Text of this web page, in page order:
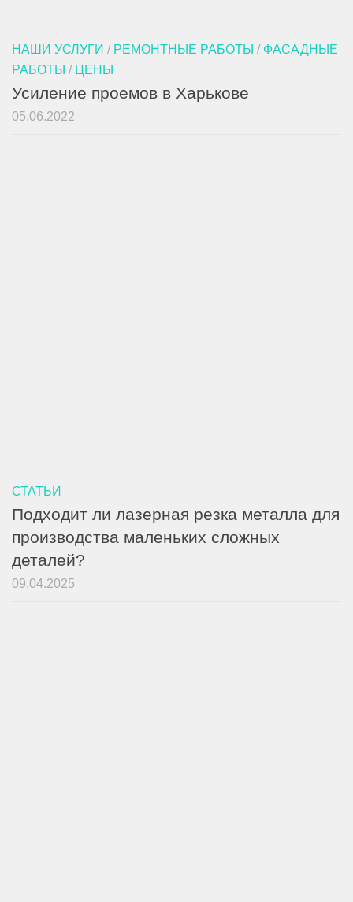
НАШИ УСЛУГИ / РЕМОНТНЫЕ РАБОТЫ / ФАСАДНЫЕ
РАБОТЫ / ЦЕНЫ
Усиление проемов в Харькове
05.06.2022
СТАТЬИ
Подходит ли лазерная резка металла для
производства маленьких сложных
деталей?
09.04.2025